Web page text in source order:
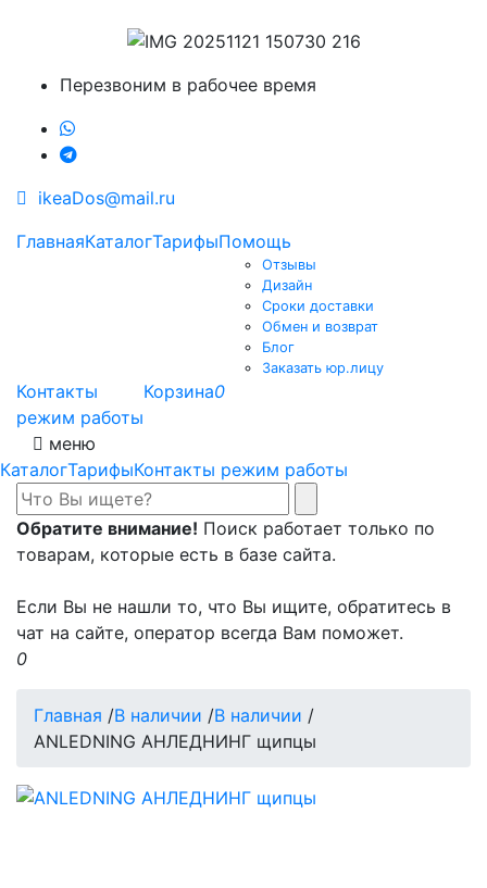
Перезвоним в рабочее время
ikeaDos@mail.ru
ГлавнаяКаталогТарифыПомощь
Отзывы
Дизайн
Сроки доставки
Обмен и возврат
Блог
Заказать юр.лицу
Контакты
режим работы
Корзина0
меню
КаталогТарифыКонтакты режим работы
Обратите внимание! Поиск работает только по
товарам, которые есть в базе сайта.
Если Вы не нашли то, что Вы ищите, обратитесь в
чат на сайте, оператор всегда Вам поможет.
0
Главная /В наличии /В наличии /
ANLEDNING АНЛЕДНИНГ щипцы